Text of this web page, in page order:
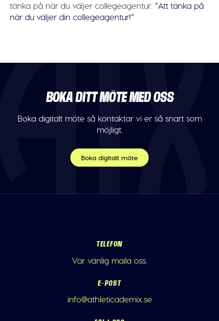
tänka på när du väljer collegeagentur:”Att tänka på
när du väljer din collegeagentur!”
BOKA DITT MÖTE MED OSS
Boka digitalt möte så kontaktar vi er så snart som
möjligt.
Boka digitalt möte
TELEFON
Var vänlig maila oss.
E-POST
info@athleticademix.se